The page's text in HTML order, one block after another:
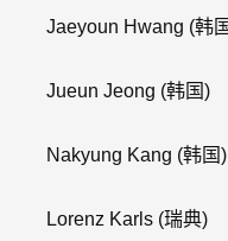
Jaeyoun Hwang (韩
Jueun Jeong (韩国)
Nakyung Kang (韩国)
Lorenz Karls (瑞典)